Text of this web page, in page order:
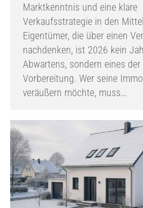
Marktkenntnis und eine klare
Verkaufsstrategie in den
Eigentümer, die über einen
nachdenken, ist 2026 kein
Abwartens, sondern eines
Vorbereitung. Wer seine
veräußern möchte, muss…